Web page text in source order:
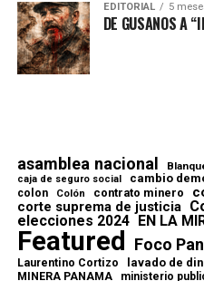
EDITORIAL 5
DE GUSANOS A
asamblea nacional
caja de seguro social cambio
colon Colón contrato minero
corte suprema de justicia
elecciones 2024 EN LA
Featured Foco
Laurentino Cortizo lavado de
MINERA PANAMA ministerio